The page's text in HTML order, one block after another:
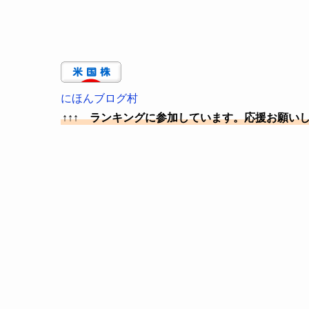
にほんブログ村
↑↑↑ ランキングに参加しています。応援お願い